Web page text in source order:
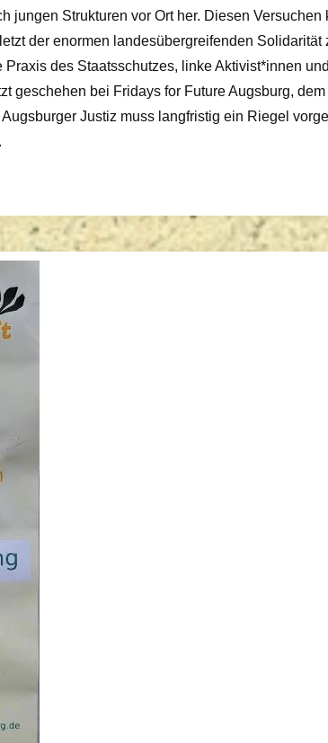
jungen Strukturen vor Ort her. Diesen
der enormen landesübergreifenden
des Staatsschutzes, linke Aktivist*innen
geschehen bei Fridays for Future Augsburg,
Justiz muss langfristig ein Riegel
.